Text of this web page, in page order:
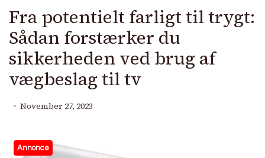
Fra potentielt farligt til trygt:
Sådan forstærker du
sikkerheden ved brug af
vægbeslag til tv
November 27, 2023
Annonce